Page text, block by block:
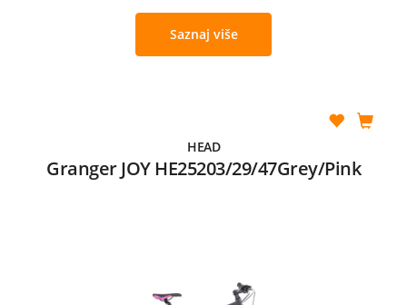
Saznaj više
HEAD
Granger JOY HE25203/29/47Grey/Pink